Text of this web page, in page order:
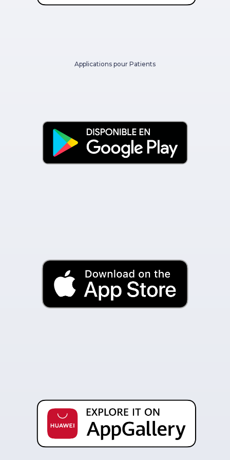
Applications pour Patients